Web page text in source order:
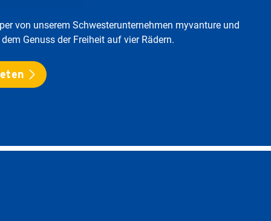
von unserem Schwesterunternehmen myvanture und
Genuss der Freiheit auf vier Rädern.